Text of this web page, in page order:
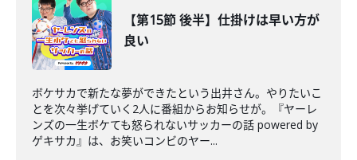
【第15節 後半】仕掛けは早い方が
良い
ボケサカで新たな夢ができたという出井さん。やりたいこ
とを次々挙げていく2人に番組からお知らせが。『ヤーレ
ンズの一生ボケても怒られないサッカーの話 powered by
ゲキサカ』は、お笑いコンビのヤー...